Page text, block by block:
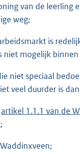
van de leerling
weg;
is
niet mogelijk binnen
niet speciaal
veel duurder is
artikel 1.1.1 van de
;